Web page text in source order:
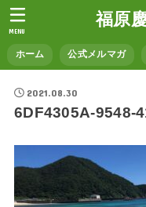
福原
ホーム 公式メルマガ
MENU
2021.08.30
6DF4305A-9548-